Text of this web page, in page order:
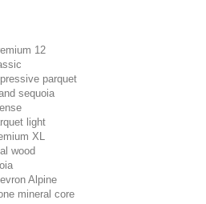
12
parquet
sequoia
light
XL
wood
Alpine
mineral core